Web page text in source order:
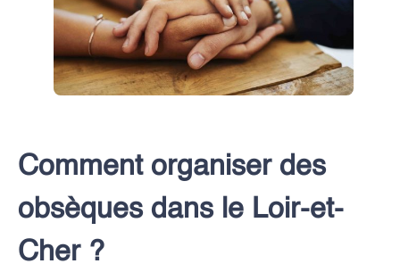
Comment organiser des
obsèques dans le Loir-et-
Cher ?